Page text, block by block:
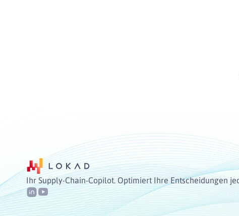
Ihr Supply-Chain-Copilot. Optimiert Ihre Entscheidungen